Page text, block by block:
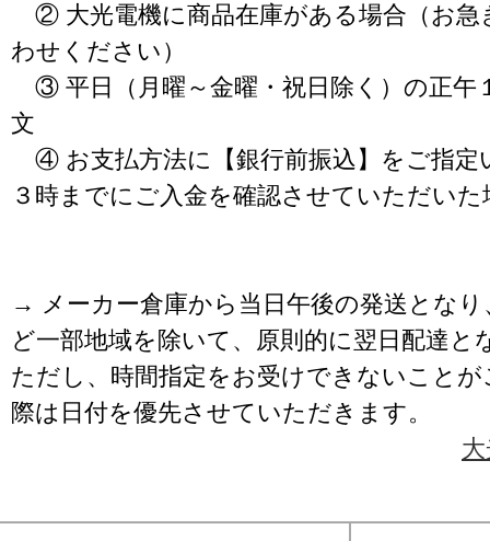
② 大光電機に商品在庫がある場合（お急
わせください）
③ 平日（月曜～金曜・祝日除く）の正午
文
④ お支払方法に【銀行前振込】をご指定
３時までにご入金を確認させていただいた
→ メーカー倉庫から当日午後の発送となり
ど一部地域を除いて、原則的に翌日配達と
ただし、時間指定をお受けできないこと
際は日付を優先させていただきます。